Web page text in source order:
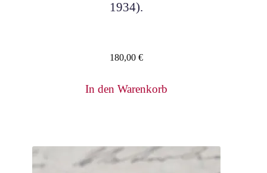
1934).
180,00 €
In den Warenkorb